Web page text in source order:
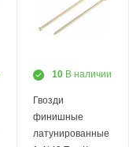
10 В наличии
Гвозди
финишные
латунированные